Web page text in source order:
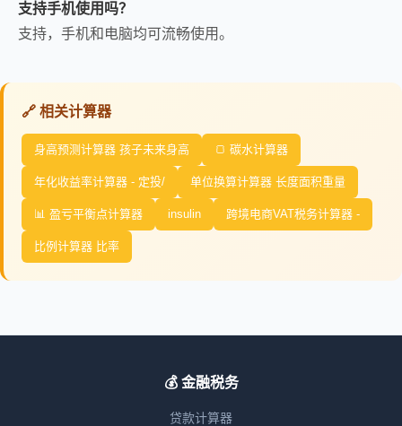
支持手机使用吗？
支持，手机和电脑均可流畅使用。
🔗 相关计算器
身高预测计算器 孩子未来身高 🍞 碳水计算器
年化收益率计算器 - 定投/ 单位换算计算器 长度面积重量
📊 盈亏平衡点计算器 insulin 跨境电商VAT税务计算器 -
比例计算器 比率
💰 金融税务
贷款计算器